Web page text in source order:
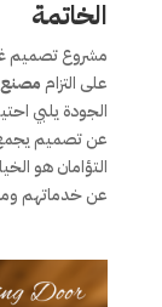
الخاتمة
مشروع تصميم
على التزام مصنع
الجودة يلبي
عن تصميم يجمع
التؤامان هو
عن خدماتهم